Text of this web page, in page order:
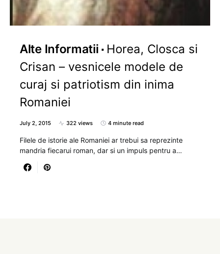
Alte Informatii
Horea, Closca si
Crisan – vesnicele modele de
curaj si patriotism din inima
Romaniei
July 2, 2015 322 views 4 minute read
Filele de istorie ale Romaniei ar trebui sa reprezinte
mandria fiecarui roman, dar si un impuls pentru a…